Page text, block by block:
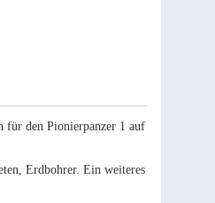
für den Pionierpanzer 1 auf
Erdbohrer. Ein weiteres